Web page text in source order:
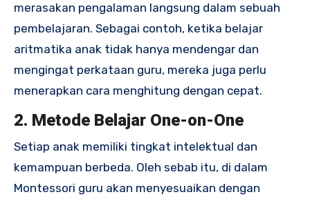
merasakan pengalaman langsung dalam sebuah
pembelajaran. Sebagai contoh, ketika belajar
aritmatika anak tidak hanya mendengar dan
mengingat perkataan guru, mereka juga perlu
menerapkan cara menghitung dengan cepat.
2. Metode Belajar One-on-One
Setiap anak memiliki tingkat intelektual dan
kemampuan berbeda. Oleh sebab itu, di dalam
Montessori guru akan menyesuaikan dengan